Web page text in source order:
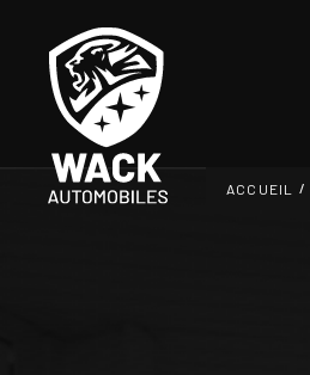
ACCUEIL